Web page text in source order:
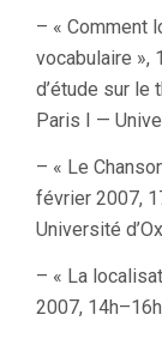
– « Comment
vocabulaire »,
d’étude sur le
Paris I —
– « Le
février 2007,
Université
– « La
2007,